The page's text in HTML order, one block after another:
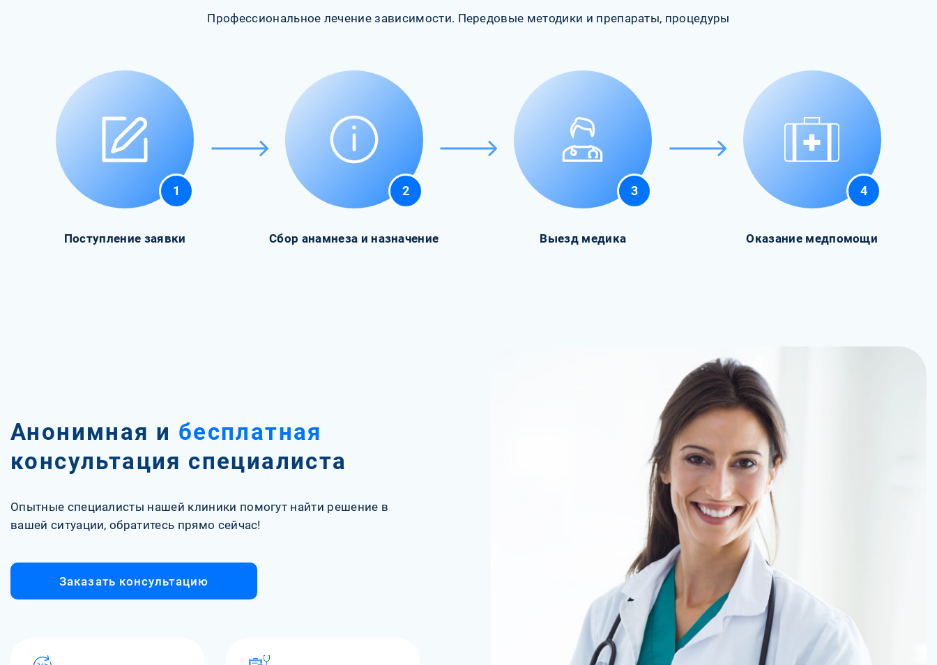
Профессиональное лечение зависимости. Передовые методики и препараты, процедуры
1
Поступление заявки
2
Сбор анамнеза и назначение
3
Выезд медика
4
Оказание медпомощи
Анонимная и бесплатная
консультация специалиста
Опытные специалисты нашей клиники помогут найти решение в
вашей ситуации, обратитесь прямо сейчас!
Заказать консультацию